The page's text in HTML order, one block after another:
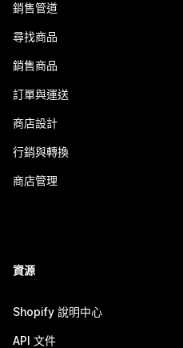
銷售管道
尋找商品
銷售商品
訂單與運送
商店設計
行銷與轉換
商店管理
資源
Shopify 說明中心
API 文件